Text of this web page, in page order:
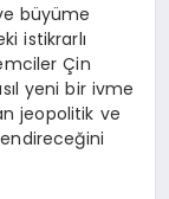
büyüme
istikrarlı
Çin
yeni bir ivme
jeopolitik ve